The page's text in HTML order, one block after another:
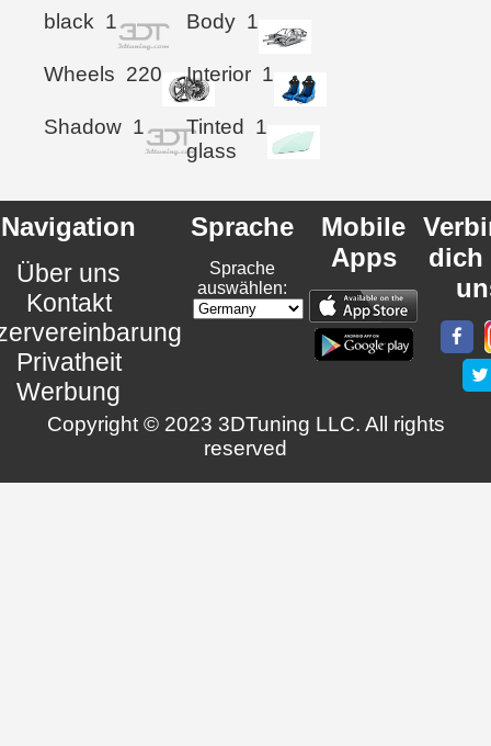
black 1 Body 1
Wheels 220 Interior 1
Shadow 1
Tinted
glass
1
Navigation
Über uns
Kontakt
Privatheit
Werbung
Sprache
Sprache
auswählen:
Mobile
Apps
dich
Copyright © 2023 3DTuning LLC. All rights
reserved